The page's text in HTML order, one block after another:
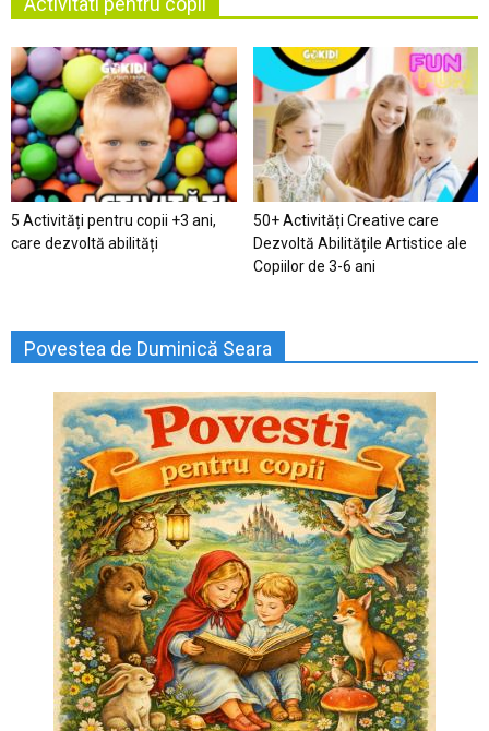
5 Activități pentru copii +3 ani,
care dezvoltă abilități
50+ Activități Creative care
Dezvoltă Abilitățile Artistice ale
Copiilor de 3-6 ani
Povestea de Duminică Seara